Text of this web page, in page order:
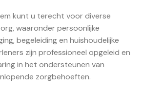
kunt u terecht voor diverse
waaronder persoonlijke
begeleiding en huishoudelijke
zijn professioneel opgeleid en
in het ondersteunen van
zorgbehoeften.